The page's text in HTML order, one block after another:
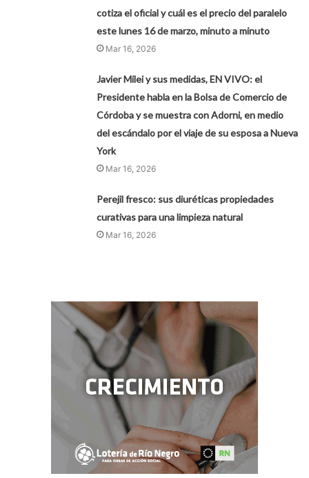
cotiza el oficial y cuál es el precio del paralelo
este lunes 16 de marzo, minuto a minuto
Mar 16, 2026
Javier Milei y sus medidas, EN VIVO: el
Presidente habla en la Bolsa de Comercio de
Córdoba y se muestra con Adorni, en medio
del escándalo por el viaje de su esposa a Nueva
York
Mar 16, 2026
Perejil fresco: sus diuréticas propiedades
curativas para una limpieza natural
Mar 16, 2026